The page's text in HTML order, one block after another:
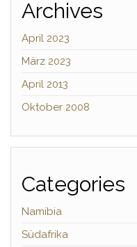
Archives
April 2023
März 2023
April 2013
Oktober 2008
Categories
Namibia
Südafrika